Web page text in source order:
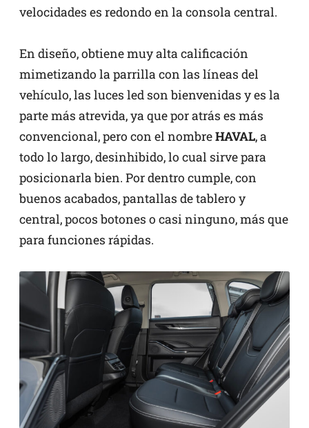
velocidades es redondo en la consola central.
En diseño, obtiene muy alta calificación
mimetizando la parrilla con las líneas del
vehículo, las luces led son bienvenidas y es la
parte más atrevida, ya que por atrás es más
convencional, pero con el nombreHAVAL, a
todo lo largo, desinhibido, lo cual sirve para
posicionarla bien. Por dentro cumple, con
buenos acabados, pantallas de tablero y
central, pocos botones o casi ninguno, más que
para funciones rápidas.